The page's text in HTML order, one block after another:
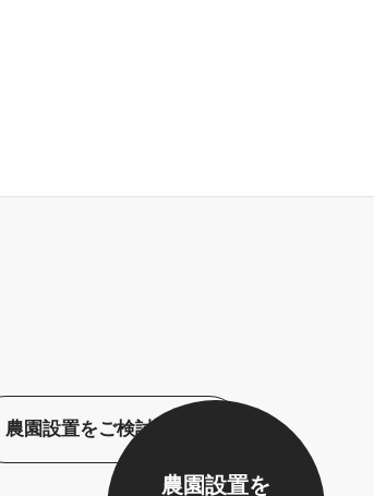
農園設置をご検討の方へ
農園設置を